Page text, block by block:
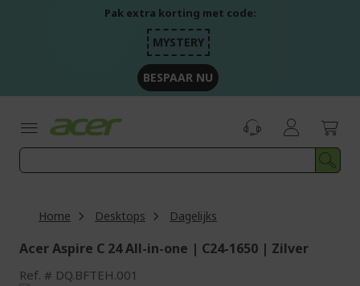
Pak extra korting met code:
MYSTERY
BESPAAR NU
Home Desktops Dagelijks
Acer Aspire C 24 All-in-one | C24-1650 | Zilver
Ref. DQ.BFTEH.001